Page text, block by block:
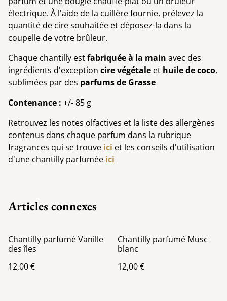
électrique. À l'aide de la cuillère fournie, prélevez la
quantité de cire souhaitée et déposez-la dans la
coupelle de votre brûleur.
Chaque chantilly estfabriquée à la main avec des
ingrédients d'exception cire végétale et huile de coco,
sublimées par des parfums de Grasse
Contenance : +/- 85 g
Retrouvez les notes olfactives et la liste des allergènes
contenus dans chaque parfum dans la rubrique
fragrances qui se trouve ici et les conseils d'utilisation
d'une chantilly parfumée ici
Articles connexes
Chantilly parfumé Vanille
des îles
12,00 €
Chantilly parfumé Musc
blanc
12,00 €